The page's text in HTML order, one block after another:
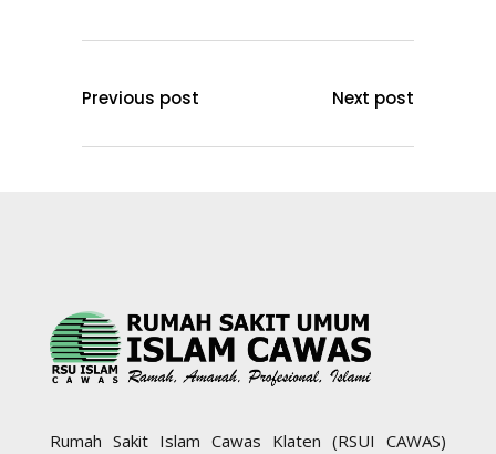
Previous post Next post
Rumah Sakit Islam Cawas Klaten (RSUI CAWAS)